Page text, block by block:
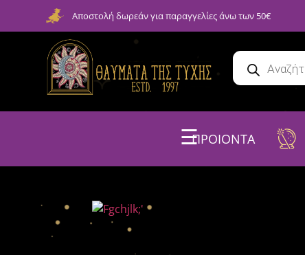
Αποστολή δωρεάν για παραγγελίες άνω των 50€
☰ΠΡΟΙΟΝΤΑ